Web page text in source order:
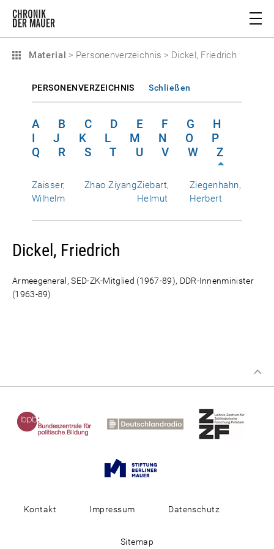
Material > Personenverzeichnis > Dickel, Friedrich
PERSONENVERZEICHNIS Schließen
A B C D E F G
H
I
J K L M N O
P
Q
R S T U V W Z
Zaisser,
Wilhelm
Zhao ZiyangZiebart,
Helmut
Ziegenhahn,
Herbert
Dickel, Friedrich
Armeegeneral, SED-ZK-Mitglied (1967-89), DDR-Innenminister
(1963-89)
Kontakt Impressum Datenschutz
Sitemap